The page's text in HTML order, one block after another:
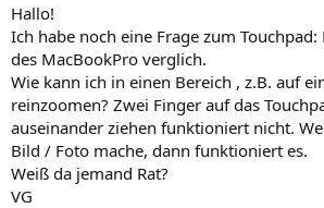
Hallo!
Ich habe noch eine Frage zum
des MacBookPro verglich.
Wie kann ich in einen Bereich , z.B. auf
reinzoomen? Zwei Finger auf das
auseinander ziehen funktioniert nicht.
Bild / Foto mache, dann funktioniert es.
Weiß da jemand Rat?
VG